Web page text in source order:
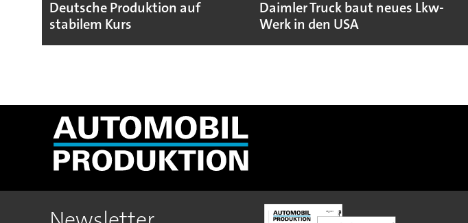
Deutsche Produktion auf
stabilem Kurs
Daimler Truck baut neues Lkw-
Werk in den USA